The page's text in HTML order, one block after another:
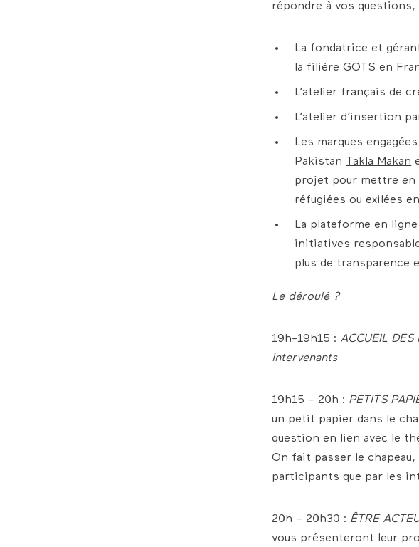
répondre à vos
La fondatrice et
la filière GOTS en
L’atelier français de
L’atelier d’insertion
Les marques
Pakistan
Takla Makan
projet pour mettre en
réfugiées ou exilées
La plateforme en ligne
initiatives
plus de transparence
Le déroulé ?
19h-19h15 : ACCUEIL
intervenants
19h15 – 20h : PETITS
un petit papier dans le
question en lien avec le
On fait passer le
participants que par les
20h – 20h30 : ÊTRE
vous présenteront leur